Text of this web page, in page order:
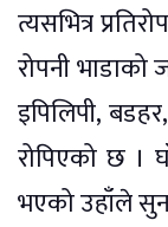
त्यसभित्र
रोपनी भाडाको
इपिलिपी,
रोपिएको छ ।
भएको उहाँले